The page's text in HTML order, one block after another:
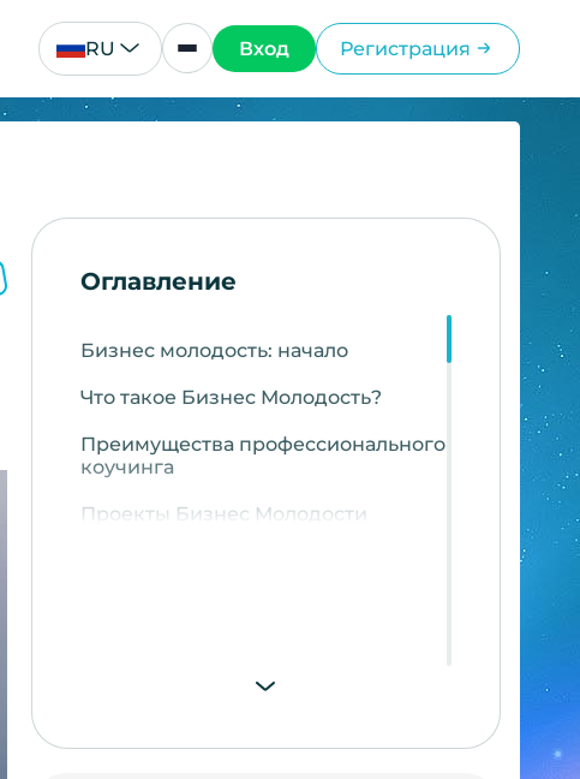
RU Вход Регистрация
Оглавление
Бизнес молодость: начало
Что такое Бизнес Молодость?
Преимущества профессионального
коучинга
Проекты Бизнес Молодости